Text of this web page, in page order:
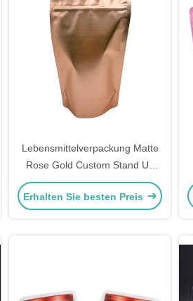
Lebensmittelverpackung Matte
Rose Gold Custom Stand Up
Taschen Taschen mit Ziplock
Doypack
Erhalten Sie besten Preis